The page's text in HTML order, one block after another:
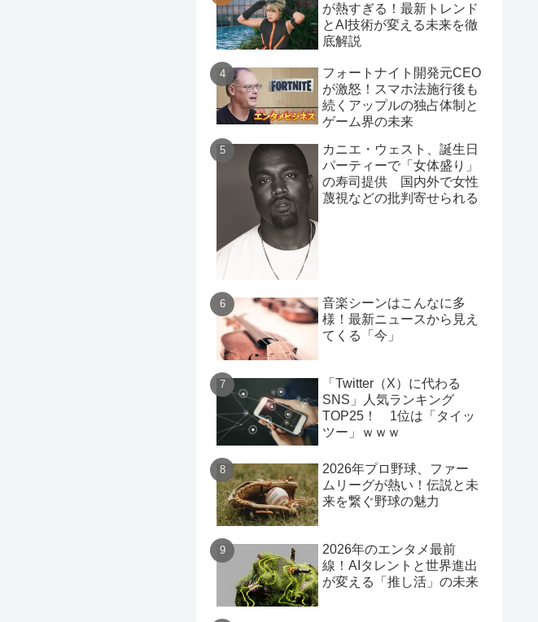
が熱すぎる！最新トレンド
とAI技術が変える未来を徹
底解説
フォートナイト開発元CEO
が激怒！スマホ法施行後も
続くアップルの独占体制と
ゲーム界の未来
カニエ・ウェスト、誕生日
パーティーで「女体盛り」
の寿司提供 国内外で女性
蔑視などの批判寄せられる
音楽シーンはこんなに多
様！最新ニュースから見え
てくる「今」
「Twitter（X）に代わる
SNS」人気ランキング
TOP25！ 1位は「タイッ
ツー」ｗｗｗ
2026年プロ野球、ファー
ムリーグが熱い！伝説と未
来を繋ぐ野球の魅力
2026年のエンタメ最前
線！AIタレントと世界進出
が変える「推し活」の未来